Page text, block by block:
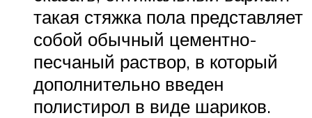
такая стяжка пола представляет
собой обычный цементно-
песчаный раствор, в который
дополнительно введен
полистирол в виде шариков.